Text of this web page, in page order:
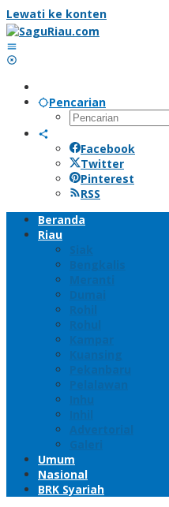
Lewati ke konten
Pencarian
Facebook
Twitter
Pinterest
RSS
Beranda
Riau
Siak
Bengkalis
Meranti
Dumai
Rohil
Rohul
Kampar
Kuansing
Pekanbaru
Pelalawan
Inhu
Inhil
Advertorial
Galeri
Umum
Nasional
BRK Syariah